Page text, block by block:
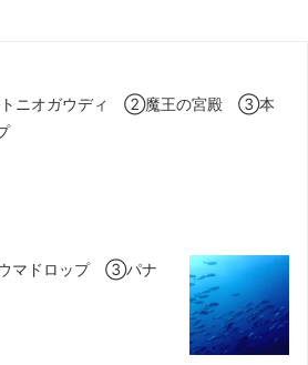
ニオガウディ ②魔王の宮殿 ③本
マドロップ ③パナ